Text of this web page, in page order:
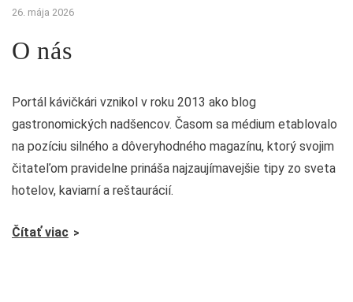
26. mája 2026
O nás
Portál kávičkári vznikol v roku 2013 ako blog
gastronomických nadšencov. Časom sa médium etablovalo
na pozíciu silného a dôveryhodného magazínu, ktorý svojim
čitateľom pravidelne prináša najzaujímavejšie tipy zo sveta
hotelov, kaviarní a reštaurácií.
Čítať viac